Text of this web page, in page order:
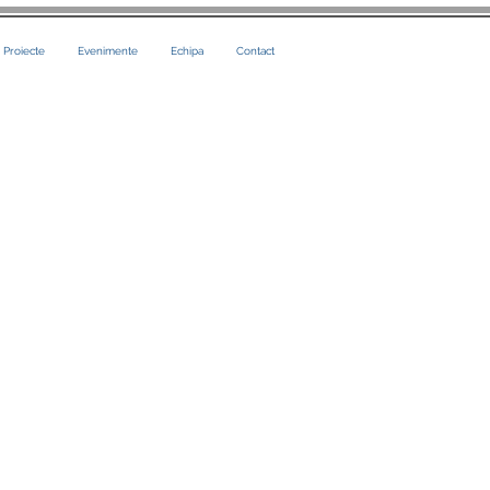
Proiecte Evenimente Echipa Contact